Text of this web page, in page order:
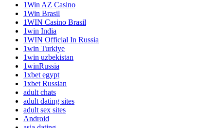
1Win AZ Casino
1Win Brasil
1WIN Casino Brasil
1win India
1WIN Official In Russia
1win Turkiye
1win uzbekistan
1winRussia
1xbet egypt
1xbet Russian
adult chats
adult dating sites
adult sex sites
Android